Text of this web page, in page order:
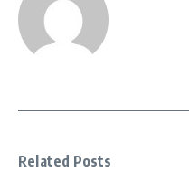
Related Posts